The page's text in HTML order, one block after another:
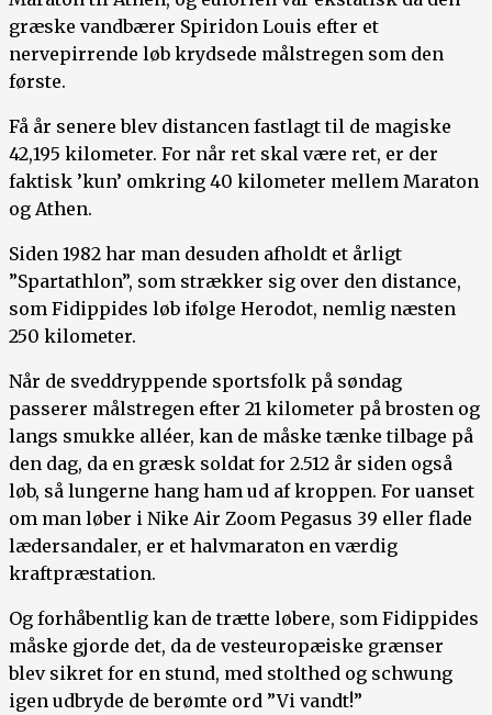
græske vandbærer Spiridon Louis efter et
nervepirrende løb krydsede målstregen som den
første.
Få år senere blev distancen fastlagt til de magiske
42,195 kilometer. For når ret skal være ret, er der
faktisk ’kun’ omkring 40 kilometer mellem Maraton
og Athen.
Siden 1982 har man desuden afholdt et årligt
”Spartathlon”, som strækker sig over den distance,
som Fidippides løb ifølge Herodot, nemlig næsten
250 kilometer.
Når de sveddryppende sportsfolk på søndag
passerer målstregen efter 21 kilometer på brosten og
langs smukke alléer, kan de måske tænke tilbage på
den dag, da en græsk soldat for 2.512 år siden også
løb, så lungerne hang ham ud af kroppen. For uanset
om man løber i Nike Air Zoom Pegasus 39 eller flade
lædersandaler, er et halvmaraton en værdig
kraftpræstation.
Og forhåbentlig kan de trætte løbere, som Fidippides
måske gjorde det, da de vesteuropæiske grænser
blev sikret for en stund, med stolthed og schwung
igen udbryde de berømte ord ”Vi vandt!”